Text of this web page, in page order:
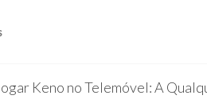
Keno no Telemóvel: A